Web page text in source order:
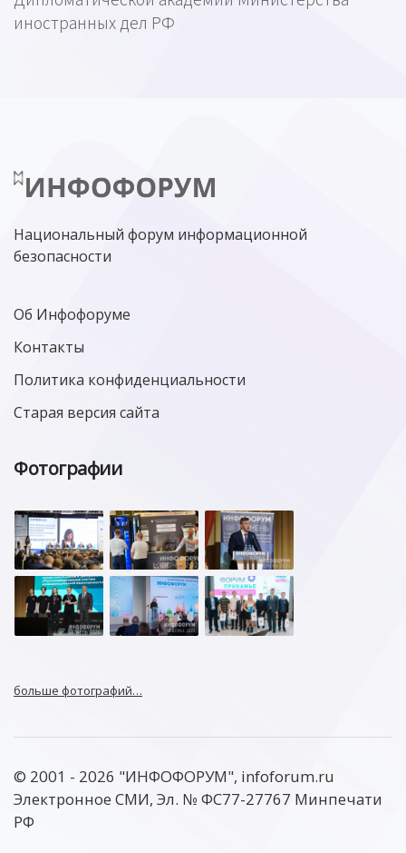
иностранных дел РФ
Национальный форум информационной
безопасности
Об Инфофоруме
Контакты
Политика конфиденциальности
Старая версия сайта
Фотографии
больше фотографий…
© 2001 - 2026 "ИНФОФОРУМ", infoforum.ru
Электронное СМИ, Эл. № ФС77-27767 Минпечати
РФ